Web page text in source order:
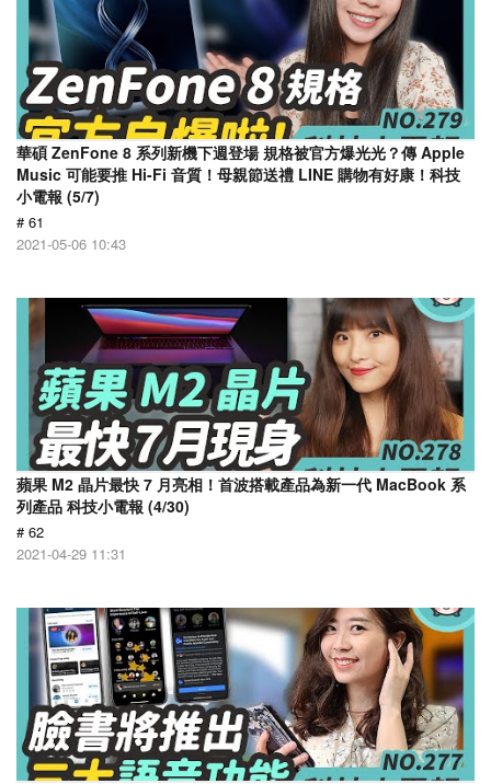
華碩 ZenFone 8 系列新機下週登場 規格被官方爆光光？傳 Apple
Music 可能要推 Hi-Fi 音質！母親節送禮 LINE 購物有好康！科技
小電報 (5/7)
# 61
2021-05-06 10:43
蘋果 M2 晶片最快 7 月亮相！首波搭載產品為新一代 MacBook 系
列產品 科技小電報 (4/30)
# 62
2021-04-29 11:31